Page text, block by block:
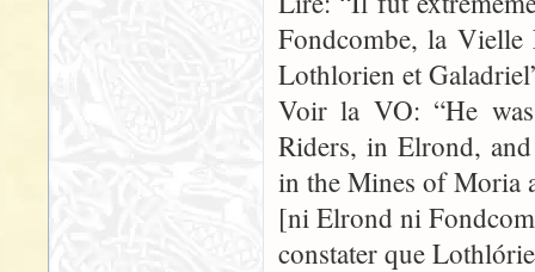
Fondcombe, la
Lothlorien et
Voir la VO: “He
Riders, in Elrond,
in the Mines of Moria
[ni Elrond ni
constater que